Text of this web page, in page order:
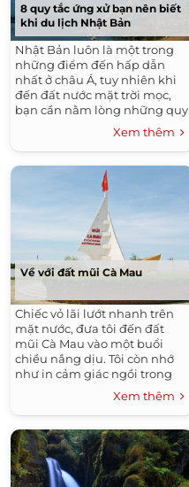
8 quy tắc ứng xử bạn nên biết
khi du lịch Nhật Bản
Nhật Bản luôn là một trong
những điểm đến hấp dẫn
nhất ở châu Á, tuy nhiên khi
đến đất nước mặt trời mọc,
bạn cần nằm lòng những quy
tắc ứng xử sau đây để tránh
những hiểu lầm đáng tiếc có
thể xảy ra.
Xem thêm
Về với đất mũi Cà Mau
Chiếc vỏ lãi lướt nhanh trên
mặt nước, đưa tôi đến đất
mũi Cà Mau vào một buổi
chiều nắng dịu. Tôi còn nhớ
như in cảm giác ngồi trong
chiếc vỏ lãi, nước bắn tung
tóe vào mặt nghe vị mặn lờ lợ.
Tôi đi qua những rừng cây
đước xanh rì, luồn lách qua
những rừng sú, rừng vẹt, nhìn
thấy những ngôi nhà chênh
vênh chạy dài tít tắp bên bờ.
Xem thêm